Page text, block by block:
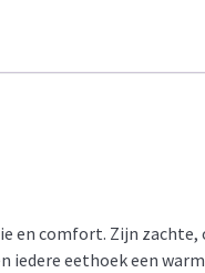
en comfort. Zijn
eethoek een